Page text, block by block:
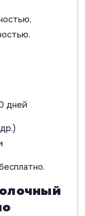
дней